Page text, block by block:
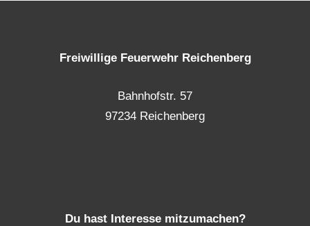
Freiwillige Feuerwehr Reichenberg
Bahnhofstr. 57
97234 Reichenberg
Du hast Interesse mitzumachen?